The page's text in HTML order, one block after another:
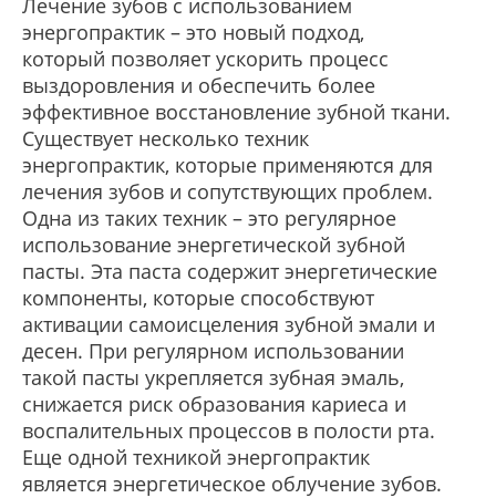
Лечение зубов с использованием
энергопрактик – это новый подход,
который позволяет ускорить процесс
выздоровления и обеспечить более
эффективное восстановление зубной ткани.
Существует несколько техник
энергопрактик, которые применяются для
лечения зубов и сопутствующих проблем.
Одна из таких техник – это регулярное
использование энергетической зубной
пасты. Эта паста содержит энергетические
компоненты, которые способствуют
активации самоисцеления зубной эмали и
десен. При регулярном использовании
такой пасты укрепляется зубная эмаль,
снижается риск образования кариеса и
воспалительных процессов в полости рта.
Еще одной техникой энергопрактик
является энергетическое облучение зубов.